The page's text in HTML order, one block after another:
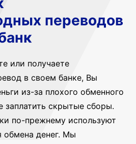
переводов
или получаете
в своем банке, Вы
из-за плохого обменного
заплатить скрытые сборы.
по-прежнему используют
обмена денег. Мы